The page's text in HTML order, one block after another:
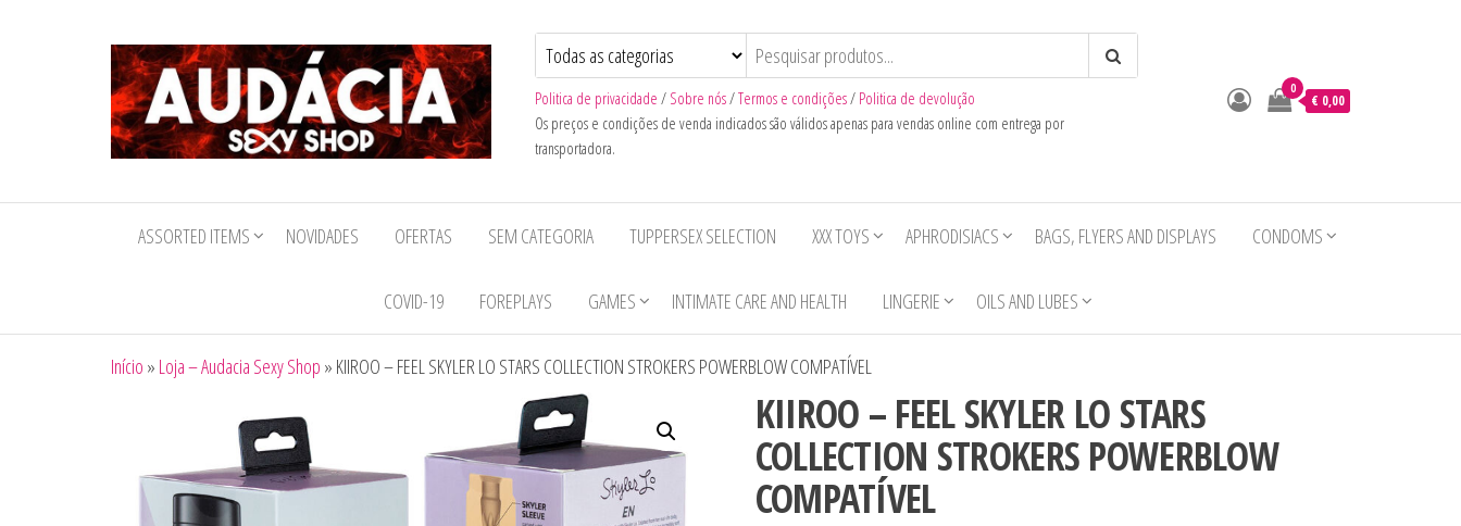
Sexy
Shop
Politica de privacidade / Sobre nós/Termos e condições/ Politica de devolução
Os preços e condições de venda indicados são válidos apenas para vendas online com entrega por
transportadora.
0
€ 0,00
ASSORTED ITEMS NOVIDADES OFERTAS SEM CATEGORIA TUPPERSEX SELECTION XXX TOYS APHRODISIACS BAGS, FLYERS AND DISPLAYS CONDOMS
COVID-19 FOREPLAYS GAMES INTIMATE CARE AND HEALTH LINGERIE OILS AND LUBES
Início » Loja – Audacia Sexy Shop » KIIROO – FEEL SKYLER LO STARS COLLECTION STROKERS POWERBLOW COMPATÍVEL
KIIROO – FEEL SKYLER LO STARS
COLLECTION STROKERS POWERBLOW
COMPATÍVEL